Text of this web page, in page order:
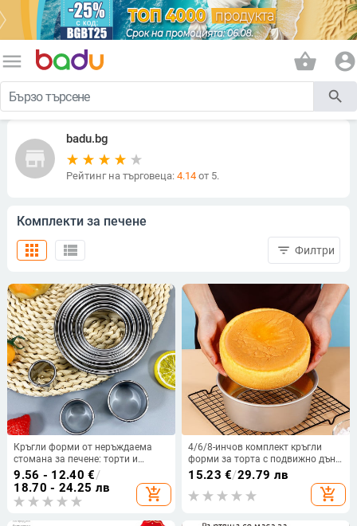
menu shopping_basket account_circle
search
store
badu.bg
Рейтинг на търговеца: 4.14от 5.
Комплекти за печене
view_list
apps filter_list Филтри
Кръгли форми от неръждаема
стомана за печене: торти и
мусове – комплект 11 части,
кръгли резачки за тесто за
пелмени и бисквитки
9.56 - 12.40 €/
18.70 - 24.25 лв
add_shopping_cart
4/6/8-инчов комплект кръгли
форми за торта с подвижно дъно
от алуминиева сплав и
шифонови форми/форми за
торта Комплект 3 нива кръгли
форми за торти Инструменти
15.23 €/29.79 лв
add_shopping_cart